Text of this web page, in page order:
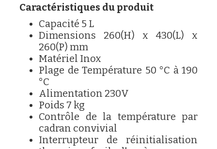
Caractéristiques du produit
Capacité 5 L
Dimensions 260(H) x 430(L) x
260(P) mm
Matériel Inox
Plage de Température 50 °C à 190
°C
Alimentation 230V
Poids 7 kg
Contrôle de la température par
cadran convivial
Interrupteur de réinitialisation